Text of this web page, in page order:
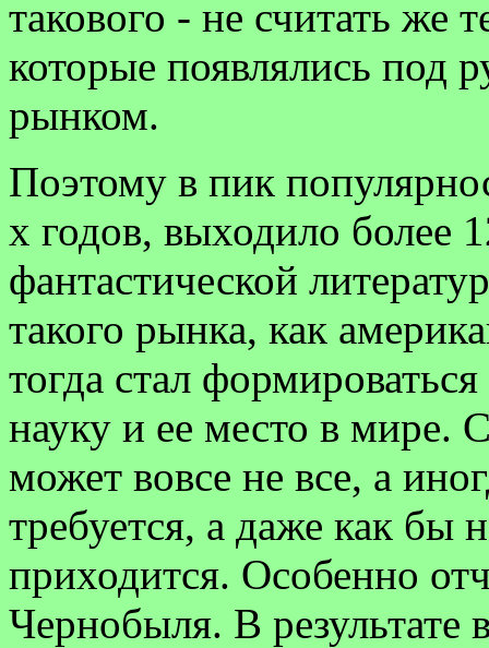
такового - не считать же
которые появлялись под
рынком.
Поэтому в пик
х годов, выходило более
фантастической
такого рынка, как
тогда стал
науку и ее место в мире.
может вовсе не все, а
требуется, а даже как бы
приходится. Особенно
Чернобыля. В результате